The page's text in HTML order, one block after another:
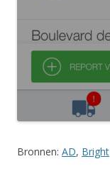
Bronnen: AD, Bright